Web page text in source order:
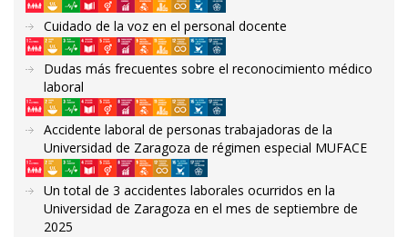
Cuidado de la voz en el personal docente
Dudas más frecuentes sobre el reconocimiento médico
laboral
Accidente laboral de personas trabajadoras de la
Universidad de Zaragoza de régimen especial MUFACE
Un total de 3 accidentes laborales ocurridos en la
Universidad de Zaragoza en el mes de septiembre de
2025